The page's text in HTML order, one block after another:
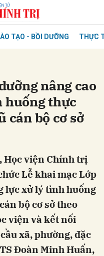
TẠO - BỒI DƯỠNG THỰC
nâng cao
huống thực
cán bộ cơ sở
Học viện Chính trị
Lễ khai mạc Lớp
lực xử lý tình huống
bộ cơ sở theo
viện và kết nối
xã, phường, đặc
Đoàn Minh Huấn,